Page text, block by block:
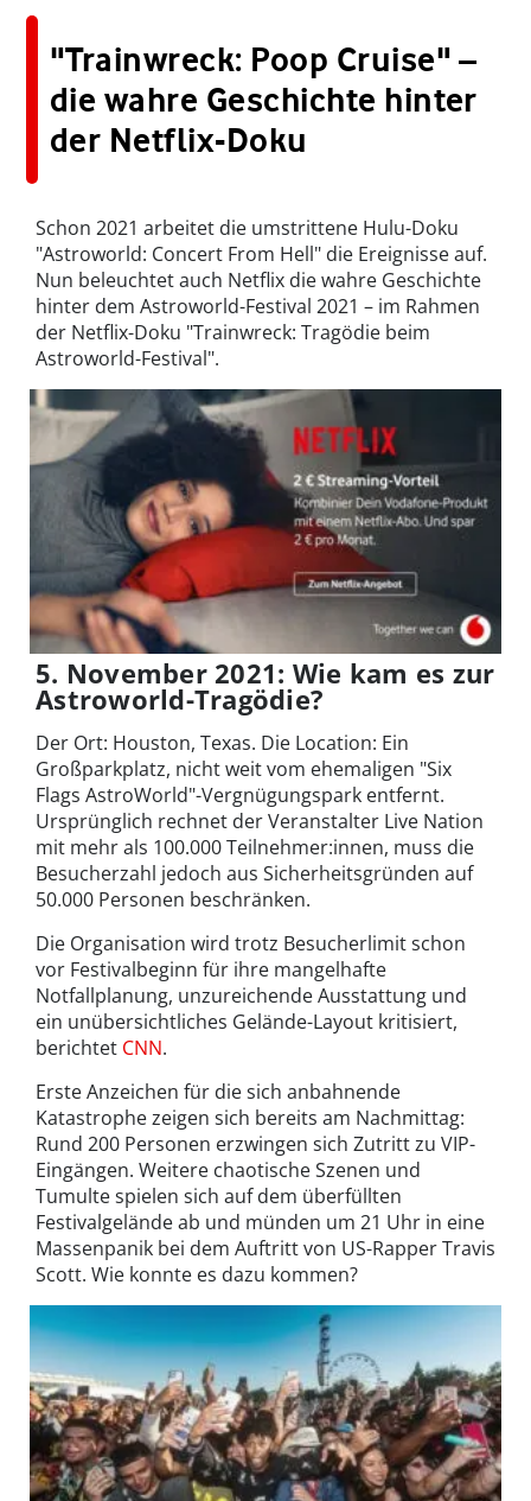
"Trainwreck: Poop Cruise" –
die wahre Geschichte hinter
der Netflix-Doku
Schon 2021 arbeitet die umstrittene Hulu-Doku
"Astroworld: Concert From Hell" die Ereignisse auf.
Nun beleuchtet auch Netflix die wahre Geschichte
hinter dem Astroworld-Festival 2021 – im Rahmen
der Netflix-Doku "Trainwreck: Tragödie beim
Astroworld-Festival".
5. November 2021: Wie kam es zur
Astroworld-Tragödie?
Der Ort: Houston, Texas. Die Location: Ein
Großparkplatz, nicht weit vom ehemaligen "Six
Flags AstroWorld"-Vergnügungspark entfernt.
Ursprünglich rechnet der Veranstalter Live Nation
mit mehr als 100.000 Teilnehmer:innen, muss die
Besucherzahl jedoch aus Sicherheitsgründen auf
50.000 Personen beschränken.
Die Organisation wird trotz Besucherlimit schon
vor Festivalbeginn für ihre mangelhafte
Notfallplanung, unzureichende Ausstattung und
ein unübersichtliches Gelände-Layout kritisiert,
berichtet CNN.
Erste Anzeichen für die sich anbahnende
Katastrophe zeigen sich bereits am Nachmittag:
Rund 200 Personen erzwingen sich Zutritt zu VIP-
Eingängen. Weitere chaotische Szenen und
Tumulte spielen sich auf dem überfüllten
Festivalgelände ab und münden um 21 Uhr in eine
Massenpanik bei dem Auftritt von US-Rapper Travis
Scott. Wie konnte es dazu kommen?